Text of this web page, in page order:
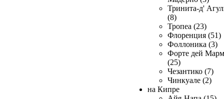
Тринита-д'
(8)
Тропеа (23)
Флоренция (51)
Фоллоника (3)
Форте дей
(25)
Чезантико (7)
Чинкуале (2)
на Кипре